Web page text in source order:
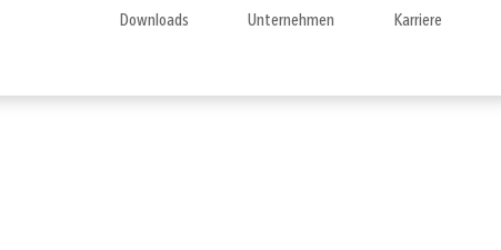
Downloads Unternehmen Karriere